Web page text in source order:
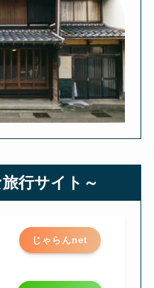
行サイト～
じゃらんnet